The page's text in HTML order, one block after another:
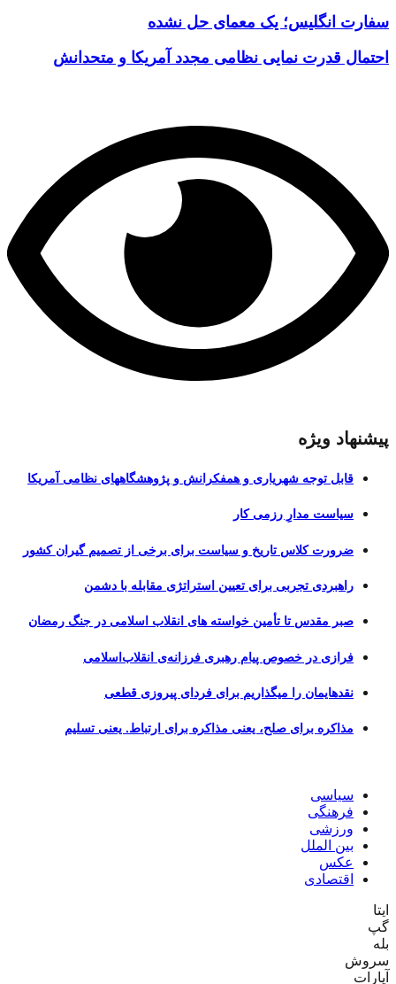
سفارت انگلیس؛ یک معمای حل نشده
احتمال قدرت نمایی نظامی مجدد آمریکا و متحدانش
پیشنهاد ویژه
قابل توجه شهریاری و همفکرانش و پژوهشگاههای نظامی آمریکا
سیاست مدارِ رزمی کار
ضرورت کلاس تاریخ و سیاست برای برخی از تصمیم گیران کشور
راهبردی تجربی برای تعیین استراتژی مقابله با دشمن
صبر مقدس تا تأمین خواسته های انقلاب اسلامی در جنگ رمضان
فرازی در خصوص پیام رهبری فرزانه‌ی انقلاب‌اسلامی
نقدهایمان را میگذاریم برای فردای پیروزی قطعی
مذاکره برای صلح، یعنی مذاکره برای ارتباط. یعنی تسلیم
سیاسی
فرهنگی
ورزشی
بین الملل
عکس
اقتصادی
ایتا
گپ
بله
سروش
آپارات